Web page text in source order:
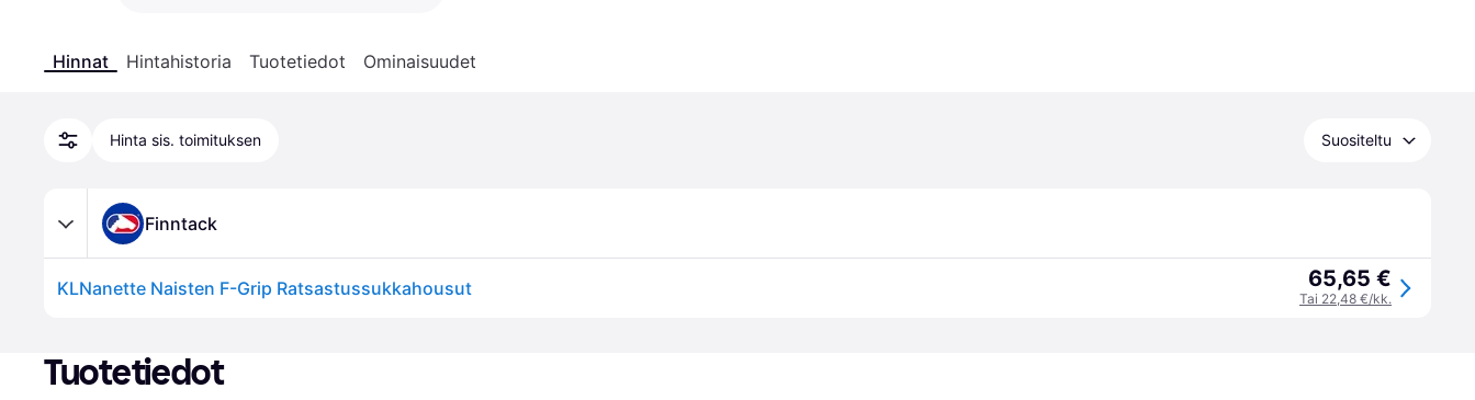
Hinnat Hintahistoria Tuotetiedot Ominaisuudet
Hinta sis. toimituksen Suositeltu
Finntack
KLNanette Naisten F-Grip Ratsastussukkahousut 65,65 €
Tai 22,48 €/kk.
Tuotetiedot